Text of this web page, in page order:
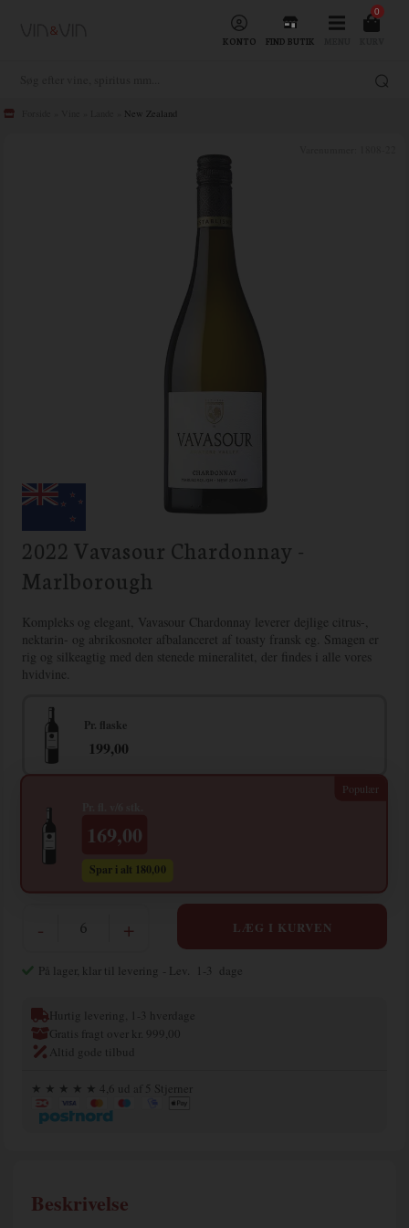
KONTO FIND BUTIK
0
New Zealand
2022 Vavasour Chardonnay -
Marlborough
Kompleks og elegant, Vavasour Chardonnay leverer dejlige citrus-,
nektarin- og abrikosnoter afbalanceret af toasty fransk eg. Smagen er
rig og silkeagtig med den stenede mineralitet, der findes i alle vores
hvidvine.
Pr. flaske
199,00
Spar i alt 180,00
169,00
- +
På lager, klar til levering - Lev. 1-3 dage
Hurtig levering, 1-3 hverdage
Gratis fragt over kr. 999,00
Altid gode tilbud
★ ★ ★ ★ ★ 4,6 ud af 5 Stjerner
Beskrivelse